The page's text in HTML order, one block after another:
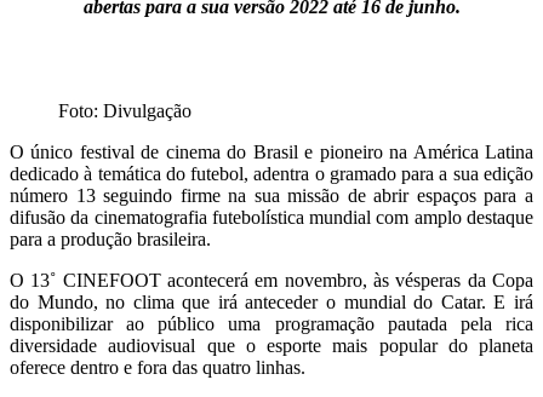
abertas para a sua versão 2022 até 16 de junho.
Foto: Divulgação
O único festival de cinema do Brasil e pioneiro na América Latina
dedicado à temática do futebol, adentra o gramado para a sua edição
número 13 seguindo firme na sua missão de abrir espaços para a
difusão da cinematografia futebolística mundial com amplo destaque
para a produção brasileira.
O 13˚ CINEFOOT acontecerá em novembro, às vésperas da Copa
do Mundo, no clima que irá anteceder o mundial do Catar. E irá
disponibilizar ao público uma programação pautada pela rica
diversidade audiovisual que o esporte mais popular do planeta
oferece dentro e fora das quatro linhas.